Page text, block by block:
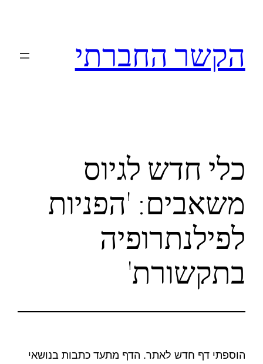
הקשר החברתי
כלי חדש לגיוס
משאבים: 'הפניות
לפילנתרופיה
בתקשורת'
הוספתי דף חדש לאתר. הדף מתעד כתבות בנושאי